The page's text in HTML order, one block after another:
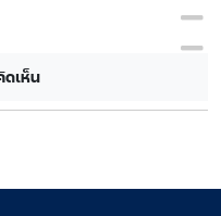
ดเห็น